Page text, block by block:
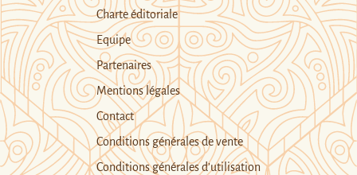
Charte éditoriale
Equipe
Partenaires
Mentions légales
Contact
Conditions générales de vente
Conditions générales d’utilisation